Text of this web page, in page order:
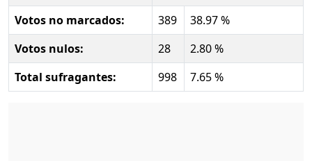
Votos no marcados:
389
38.97 %
Votos nulos:
28
2.80 %
Total sufragantes:
998 7.65 %